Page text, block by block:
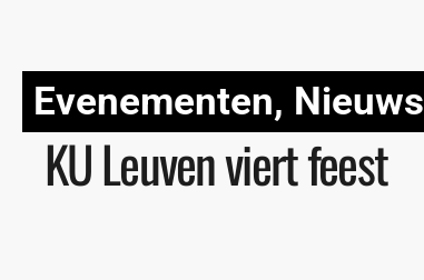
Evenementen, Nieuws
KU Leuven viert feest